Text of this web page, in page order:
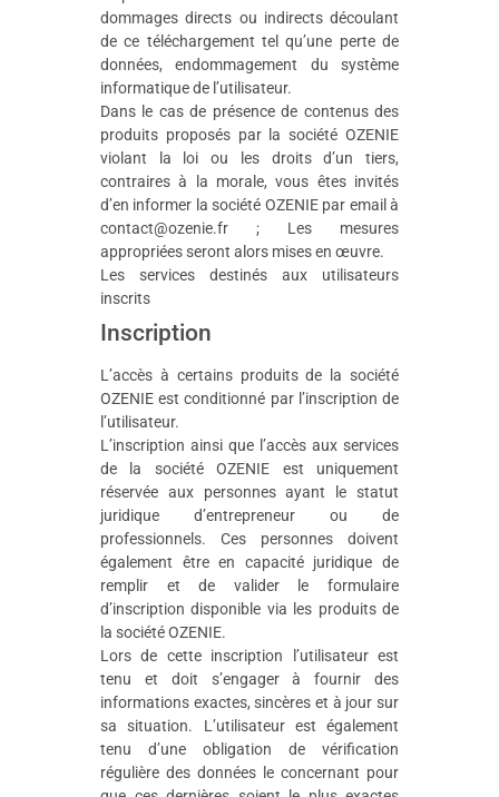
dommages directs ou indirects découlant
de ce téléchargement tel qu’une perte de
données, endommagement du système
informatique de l’utilisateur.
Dans le cas de présence de contenus des
produits proposés par la société OZENIE
violant la loi ou les droits d’un tiers,
contraires à la morale, vous êtes invités
d’en informer la société OZENIE par email à
contact@ozenie.fr ; Les mesures
appropriées seront alors mises en œuvre.
Les services destinés aux utilisateurs
inscrits
Inscription
L’accès à certains produits de la société
OZENIE est conditionné par l’inscription de
l’utilisateur.
L’inscription ainsi que l’accès aux services
de la société OZENIE est uniquement
réservée aux personnes ayant le statut
juridique d’entrepreneur ou de
professionnels. Ces personnes doivent
également être en capacité juridique de
remplir et de valider le formulaire
d’inscription disponible via les produits de
la société OZENIE.
Lors de cette inscription l’utilisateur est
tenu et doit s’engager à fournir des
informations exactes, sincères et à jour sur
sa situation. L’utilisateur est également
tenu d’une obligation de vérification
régulière des données le concernant pour